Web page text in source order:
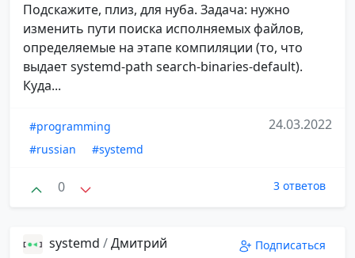
Подскажите, плиз, для нуба. Задача: нужно
изменить пути поиска исполняемых файлов,
определяемые на этапе компиляции (то, что
выдает systemd-path search-binaries-default).
Куда...
#programming
#russian
#systemd
24.03.2022
0 3 ответов
systemd /Дмитрий
Подписаться